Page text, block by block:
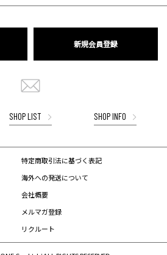
新規会員登録
SHOP LIST SHOP INFO
特定商取引法に基づく表記
海外への発送について
会社概要
メルマガ登録
リクルート